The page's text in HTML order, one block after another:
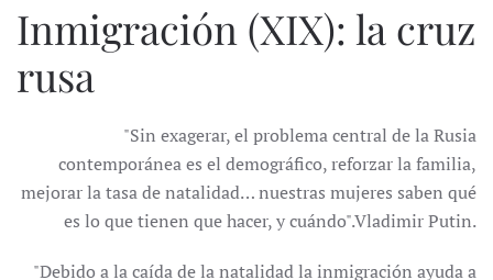
Inmigración (XIX): la cruz
rusa
"Sin exagerar, el problema central de la Rusia
contemporánea es el demográfico, reforzar la familia,
mejorar la tasa de natalidad… nuestras mujeres saben qué
es lo que tienen que hacer, y cuándo".Vladimir Putin.
"Debido a la caída de la natalidad la inmigración ayuda a